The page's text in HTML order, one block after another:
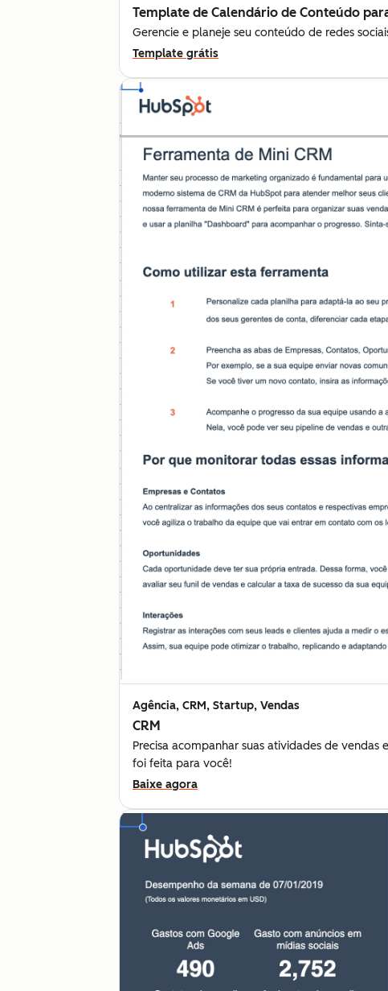
Template de Calendário de Conteúdo
Gerencie e planeje seu conteúdo de redes
Template grátis
Agência, CRM, Startup, Vendas
CRM
Precisa acompanhar suas atividades de
foi feita para você!
Baixe agora